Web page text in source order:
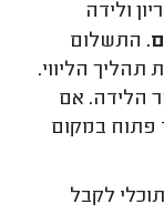
ולידה
. התשלום
תהליך הליווי.
הלידה. אם
פתוח במקום
לקבל